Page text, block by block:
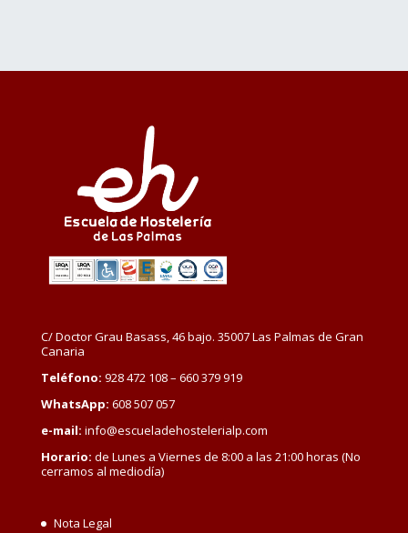
C/ Doctor Grau Basass, 46 bajo. 35007 Las Palmas de Gran
Canaria
Teléfono: 928 472 108 – 660 379 919
WhatsApp: 608 507 057
e-mail: info@escueladehostelerialp.com
Horario: de Lunes a Viernes de 8:00 a las 21:00 horas (No
cerramos al mediodía)
Nota Legal